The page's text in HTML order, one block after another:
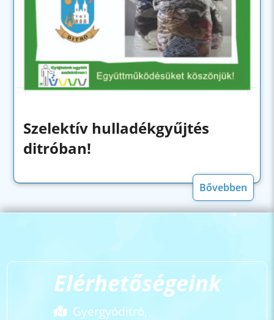
Szelektív hulladékgyűjtés
ditróban!
Bővebben
Elérhetőségeink
Gyergyóditró,